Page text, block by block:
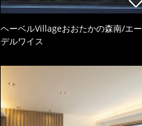
ヘーベルVillageおおたかの森南/エー
デルワイス